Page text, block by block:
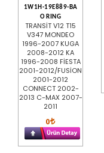
1W1H-19E889-BA
O RING
TRANSİT V12 T15
V347 MONDEO
1996-2007 KUGA
2008-2012 KA
1996-2008 FİESTA
2001-2012/FUSİON
2001-2012
CONNECT 2002-
2013 C-MAX 2007-
2011
0